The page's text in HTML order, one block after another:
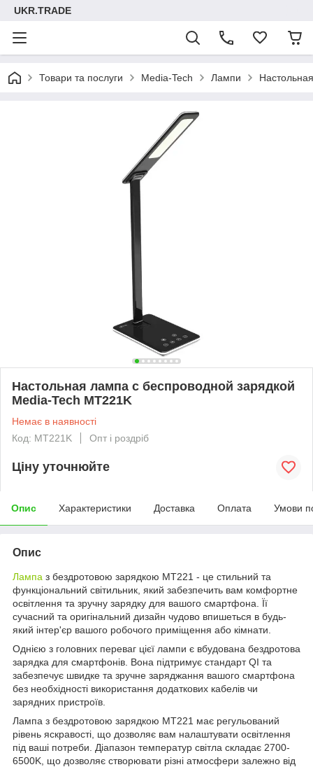
UKR.TRADE
Товари та послуги Media-Tech Лампи
Настольная лампа с беспроводной зарядкой
Media-Tech MT221K
Немає в наявності
Код: MT221K
Опт і роздріб
Ціну уточнюйте
Опис Характеристики Доставка Оплата Умови
Опис
Лампа з бездротовою зарядкою MT221 - це стильний та
функціональний світильник, який забезпечить вам комфортне
освітлення та зручну зарядку для вашого смартфона. Її
сучасний та оригінальний дизайн чудово впишеться в будь-
який інтер'єр вашого робочого приміщення або кімнати.
Однією з головних переваг цієї лампи є вбудована бездротова
зарядка для смартфонів. Вона підтримує стандарт QI та
забезпечує швидке та зручне заряджання вашого смартфона
без необхідності використання додаткових кабелів чи
зарядних пристроїв.
Лампа з бездротовою зарядкою MT221 має регульований
рівень яскравості, що дозволяє вам налаштувати освітлення
під ваші потреби. Діапазон температур світла складає 2700-
6500K, що дозволяє створювати різні атмосфери залежно від